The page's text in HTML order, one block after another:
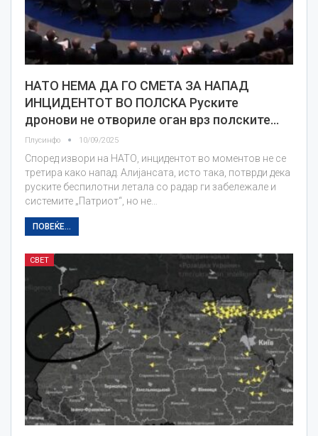
НАТО НЕМА ДА ГО СМЕТА ЗА НАПАД
ИНЦИДЕНТОТ ВО ПОЛСКА Руските
дронови не отвориле оган врз полските…
Плусинфо 10/09/2025
Според извори на НАТО, инцидентот во моментов не се
третира како напад. Алијансата, исто така, потврди дека
руските беспилотни летала со радар ги забележале и
системите „Патриот“, но не…
ПОВЕЌЕ...
СВЕТ